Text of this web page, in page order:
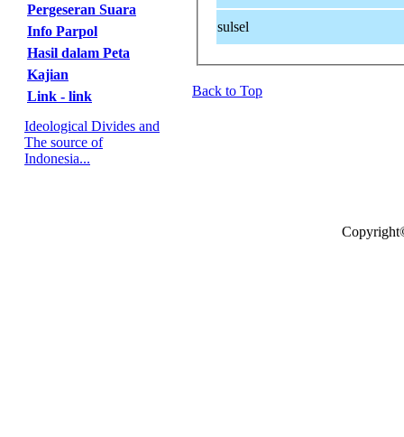
Pergeseran Suara
Info Parpol
Hasil dalam Peta
Kajian
Link - link
Ideological Divides and
The source of
Indonesia...
sulsel
Back to Top